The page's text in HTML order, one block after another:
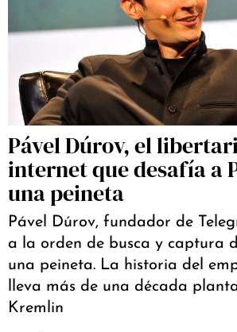
Pável Dúrov, el
internet que desafía a
una peineta
Pável Dúrov, fundador de
a la orden de busca y captura
una peineta. La historia del
lleva más de una década
Kremlin